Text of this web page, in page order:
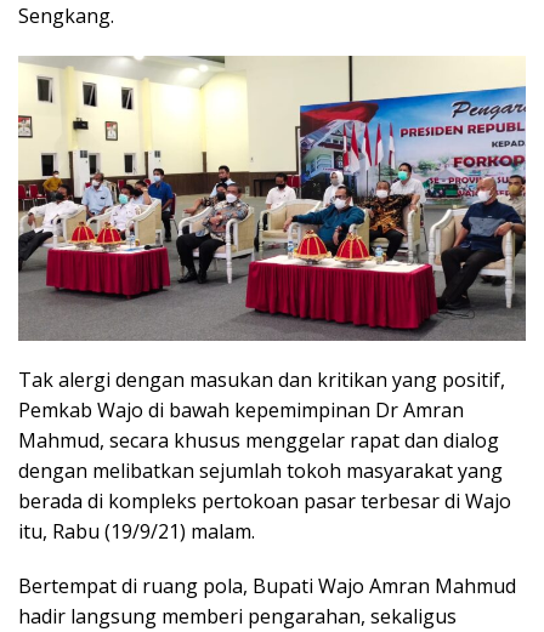
Sengkang.
Tak alergi dengan masukan dan kritikan yang positif,
Pemkab Wajo di bawah kepemimpinan Dr Amran
Mahmud, secara khusus menggelar rapat dan dialog
dengan melibatkan sejumlah tokoh masyarakat yang
berada di kompleks pertokoan pasar terbesar di Wajo
itu, Rabu (19/9/21) malam.
Bertempat di ruang pola, Bupati Wajo Amran Mahmud
hadir langsung memberi pengarahan, sekaligus